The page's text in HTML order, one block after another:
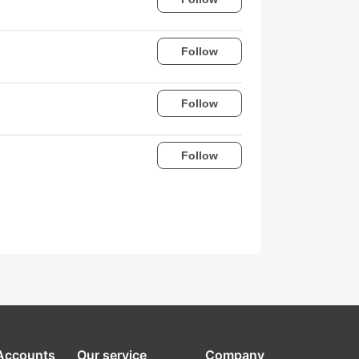
Follow
Follow
Follow
Our service Company